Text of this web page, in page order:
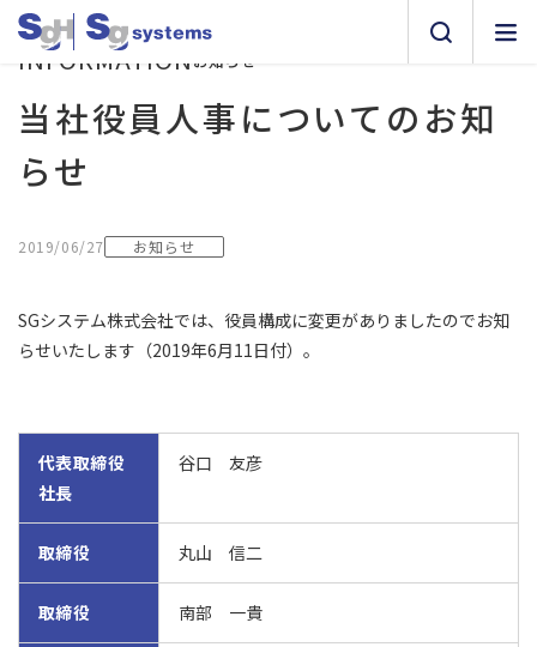
INFORMATION お知らせ
当社役員人事についてのお知
らせ
2019/06/27 お知らせ
SGシステム株式会社では、役員構成に変更がありましたのでお知
らせいたします（2019年6月11日付）。
代表取締役
社長
谷口 友彦
取締役 丸山 信二
取締役 南部 一貴